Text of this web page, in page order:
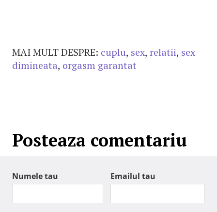
MAI MULT DESPRE: cuplu, sex, relatii, sex
dimineata, orgasm garantat
Posteaza comentariu
Numele tau Emailul tau